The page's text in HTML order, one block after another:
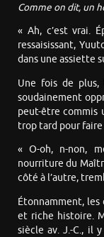
Comme on dit, un
« Ah, c’est vrai.
ressaisissant,
dans une assiette
Une fois de plus,
soudainement
peut-être commis
trop tard pour
« O-oh, n-non,
nourriture du
côté à l’autre,
Étonnamment,
et riche histoire.
siècle av. J.-C., il